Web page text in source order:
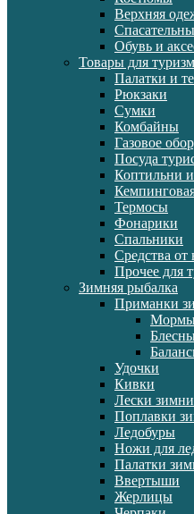
Верхняя
Обувь и
Товары для
Палатки и
Рюкзаки
Сумки
Комбайны
Газовое
Посуда
Коптильни
Термосы
Фонарики
Спальники
Средства от
Прочее для
Зимняя рыбалка
Приманки
Удочки
Кивки
Лески
Поплавки
Ледобуры
Ножи для
Палатки
Ввертыши
Жерлицы